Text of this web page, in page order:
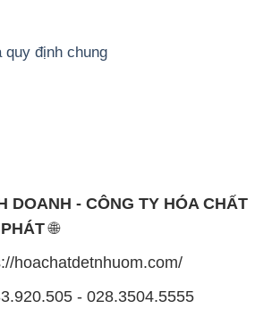
quy định chung
DOANH - CÔNG TY HÓA CHẤT
🌐
hoachatdetnhuom.com/
- 028.3504.5555